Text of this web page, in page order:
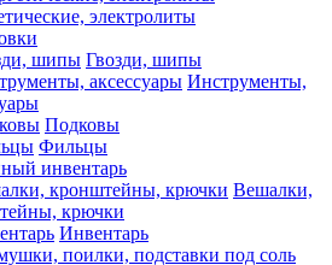
электролиты
Гвозди, шипы
Инструменты,
Подковы
Фильцы
инвентарь
Вешалки,
крючки
Инвентарь